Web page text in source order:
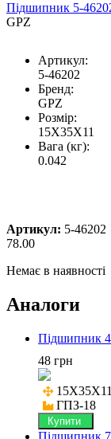
Підшипник 5-
GPZ
Артикул:
5-46202
Бренд:
GPZ
Розмір:
15X35X11
Вага (кг):
0.042
Артикул: 5-46202
78.00
Немає в наявності
Аналоги
Підшипник
48 грн
15X35X11
ГПЗ-18
Купити
Підшипник